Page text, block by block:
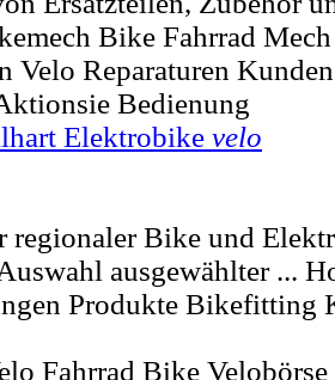
Bike Fahrrad
Velo Reparaturen
Bedienung
Elektrobike velo
regionaler Bike und
ausgewählter ...
Produkte Bikefitting
Fahrrad Bike